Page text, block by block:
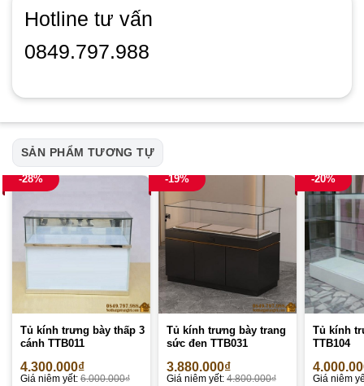
Hotline tư vấn
0849.797.988
SẢN PHẨM TƯƠNG TỰ
-28%
Tủ kính trưng bày thấp 3
cánh TTB011
4.300.000₫
Giá niêm yết: 6.000.000₫
-19%
Tủ kính trưng bày trang
sức đen TTB031
3.880.000₫
Giá niêm yết: 4.800.000₫
-20%
Tủ kính
TTB104
Giá niêm